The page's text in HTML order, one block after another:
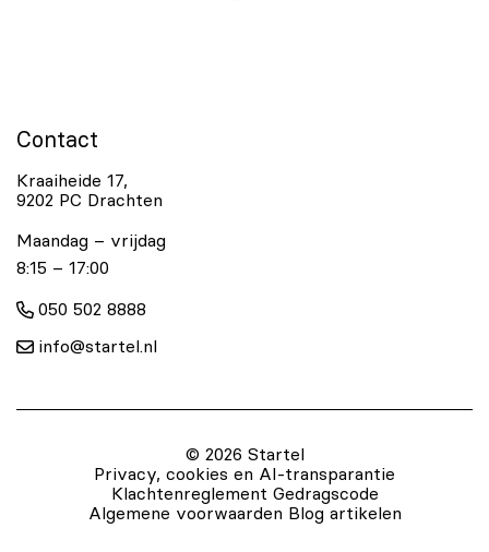
Contact
Kraaiheide 17,
9202 PC Drachten
Maandag – vrijdag
8:15 – 17:00
050 502 8888
info@startel.nl
© 2026 Startel
Privacy, cookies en AI-transparantie
Klachtenreglement Gedragscode
Algemene voorwaarden Blog artikelen